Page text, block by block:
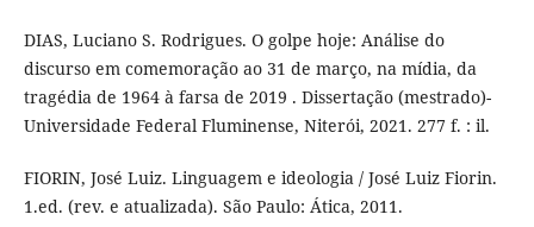
DIAS, Luciano S. Rodrigues. O golpe hoje: Análise do
discurso em comemoração ao 31 de março, na mídia, da
tragédia de 1964 à farsa de 2019 . Dissertação (mestrado)-
Universidade Federal Fluminense, Niterói, 2021. 277 f. : il.
FIORIN, José Luiz. Linguagem e ideologia / José Luiz Fiorin.
1.ed. (rev. e atualizada). São Paulo: Ática, 2011.